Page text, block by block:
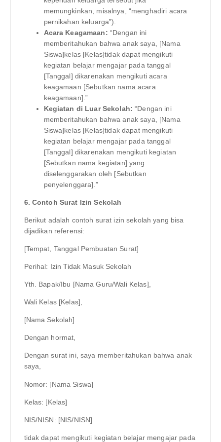
memungkinkan, misalnya, “menghadiri acara
pernikahan keluarga”).
Acara Keagamaan: “Dengan ini
memberitahukan bahwa anak saya, [Nama
Siswa]kelas [Kelas]tidak dapat mengikuti
kegiatan belajar mengajar pada tanggal
[Tanggal] dikarenakan mengikuti acara
keagamaan [Sebutkan nama acara
keagamaan].”
Kegiatan di Luar Sekolah: “Dengan ini
memberitahukan bahwa anak saya, [Nama
Siswa]kelas [Kelas]tidak dapat mengikuti
kegiatan belajar mengajar pada tanggal
[Tanggal] dikarenakan mengikuti kegiatan
[Sebutkan nama kegiatan] yang
diselenggarakan oleh [Sebutkan
penyelenggara].”
6. Contoh Surat Izin Sekolah
Berikut adalah contoh surat izin sekolah yang bisa
dijadikan referensi:
[Tempat, Tanggal Pembuatan Surat]
Perihal: Izin Tidak Masuk Sekolah
Yth. Bapak/Ibu [Nama Guru/Wali Kelas],
Wali Kelas [Kelas],
[Nama Sekolah]
Dengan hormat,
Dengan surat ini, saya memberitahukan bahwa anak
saya,
Nomor: [Nama Siswa]
Kelas: [Kelas]
NIS/NISN: [NIS/NISN]
tidak dapat mengikuti kegiatan belajar mengajar pada